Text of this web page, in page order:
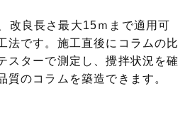
改良長さ最大15ｍまで適用可
法です。施工直後にコラムの比
スターで測定し、攪拌状況を確
質のコラムを築造できます。